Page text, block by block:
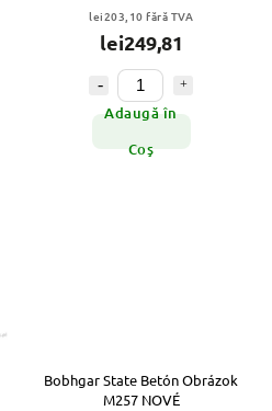
lei203,10 fără TVA
lei249,81
Adaugă în
Coş
Bobhgar State Betón Obrázok
M257 NOVÉ